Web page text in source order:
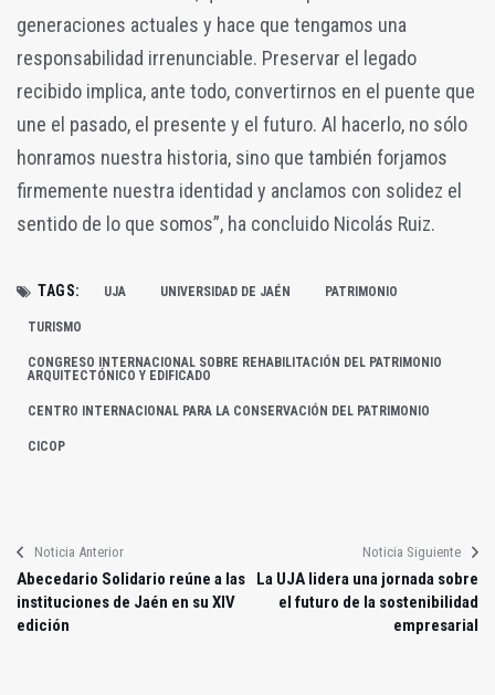
generaciones actuales y hace que tengamos una
responsabilidad irrenunciable. Preservar el legado
recibido implica, ante todo, convertirnos en el puente que
une el pasado, el presente y el futuro. Al hacerlo, no sólo
honramos nuestra historia, sino que también forjamos
firmemente nuestra identidad y anclamos con solidez el
sentido de lo que somos”, ha concluido Nicolás Ruiz.
TAGS: UJA UNIVERSIDAD DE JAÉN PATRIMONIO
TURISMO
CONGRESO INTERNACIONAL SOBRE REHABILITACIÓN DEL PATRIMONIO
ARQUITECTÓNICO Y EDIFICADO
CENTRO INTERNACIONAL PARA LA CONSERVACIÓN DEL PATRIMONIO
CICOP
Noticia Anterior
Abecedario Solidario reúne a las
instituciones de Jaén en su XIV
edición
Noticia Siguiente
La UJA lidera una jornada sobre
el futuro de la sostenibilidad
empresarial